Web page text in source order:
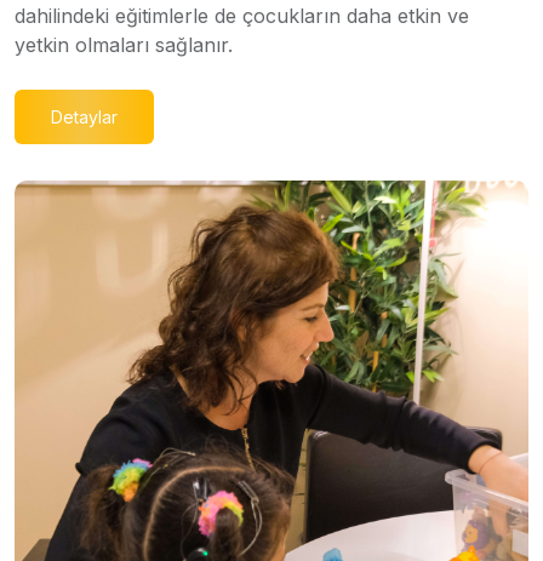
dahilindeki eğitimlerle de çocukların daha etkin ve
yetkin olmaları sağlanır.
Detaylar